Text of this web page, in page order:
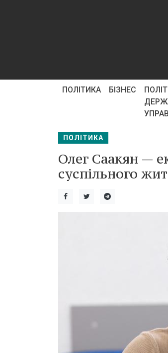
ПОЛІТИКА БІЗНЕС
ПОЛІТИКА
Олег Саакян —
суспільного